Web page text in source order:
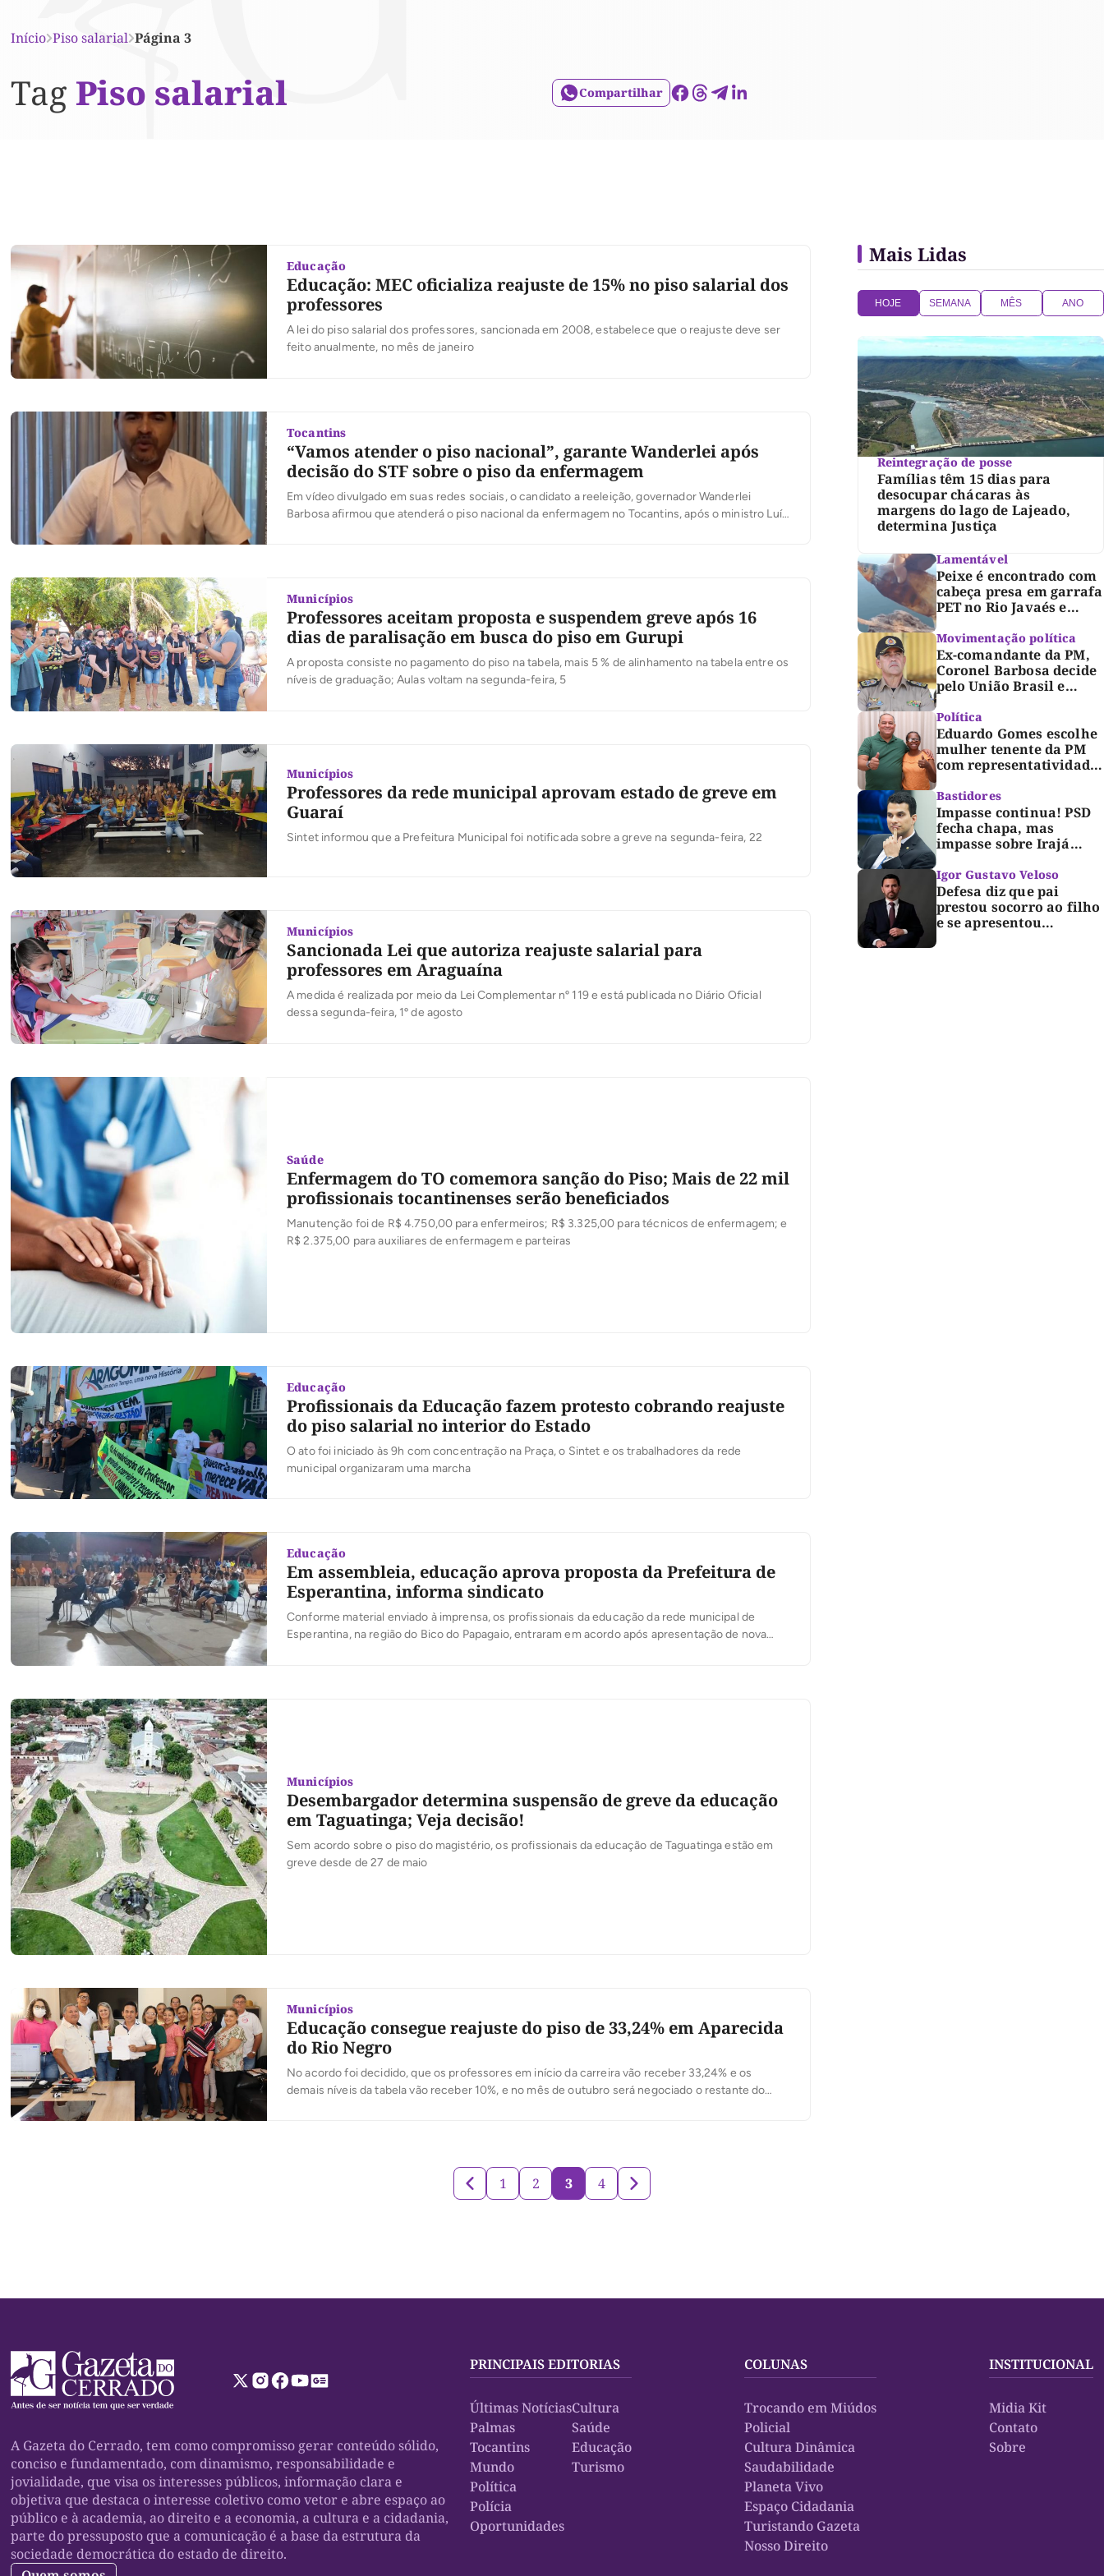
Início Piso salarial Página 3
Tag Piso salarial Compartilhar
Educação
Educação: MEC oficializa reajuste de 15% no piso salarial dos
professores
A lei do piso salarial dos professores, sancionada em 2008, estabelece que o reajuste deve ser
feito anualmente, no mês de janeiro
Tocantins
“Vamos atender o piso nacional”, garante Wanderlei após
decisão do STF sobre o piso da enfermagem
Em vídeo divulgado em suas redes sociais, o candidato a reeleição, governador Wanderlei
Barbosa afirmou que atenderá o piso nacional da enfermagem no Tocantins, após o ministro Luís
Municípios
Professores aceitam proposta e suspendem greve após 16
dias de paralisação em busca do piso em Gurupi
A proposta consiste no pagamento do piso na tabela, mais 5 % de alinhamento na tabela entre os
níveis de graduação; Aulas voltam na segunda-feira, 5
Municípios
Professores da rede municipal aprovam estado de greve em
Guaraí
Sintet informou que a Prefeitura Municipal foi notificada sobre a greve na segunda-feira, 22
Municípios
Sancionada Lei que autoriza reajuste salarial para
professores em Araguaína
A medida é realizada por meio da Lei Complementar nº 119 e está publicada no Diário Oficial
dessa segunda-feira, 1º de agosto
Saúde
Enfermagem do TO comemora sanção do Piso; Mais de 22 mil
profissionais tocantinenses serão beneficiados
Manutenção foi de R$ 4.750,00 para enfermeiros; R$ 3.325,00 para técnicos de enfermagem; e
R$ 2.375,00 para auxiliares de enfermagem e parteiras
Educação
Profissionais da Educação fazem protesto cobrando reajuste
do piso salarial no interior do Estado
O ato foi iniciado às 9h com concentração na Praça, o Sintet e os trabalhadores da rede
municipal organizaram uma marcha
Educação
Em assembleia, educação aprova proposta da Prefeitura de
Esperantina, informa sindicato
Conforme material enviado à imprensa, os profissionais da educação da rede municipal de
Esperantina, na região do Bico do Papagaio, entraram em acordo após apresentação de nova
Municípios
Desembargador determina suspensão de greve da educação
em Taguatinga; Veja decisão!
Sem acordo sobre o piso do magistério, os profissionais da educação de Taguatinga estão em
greve desde de 27 de maio
Municípios
Educação consegue reajuste do piso de 33,24% em Aparecida
do Rio Negro
No acordo foi decidido, que os professores em início da carreira vão receber 33,24% e os
demais níveis da tabela vão receber 10%, e no mês de outubro será negociado o restante do
Mais Lidas
HOJE SEMANA MÊS ANO
Reintegração de posse
Famílias têm 15 dias para
desocupar chácaras às
margens do lago de Lajeado,
determina Justiça
Lamentável
Peixe é encontrado com
cabeça presa em garrafa
PET no Rio Javaés e
vídeo alerta para
impacto do lixo nos rios
Movimentação política
Ex-comandante da PM,
Coronel Barbosa decide
pelo União Brasil e
reforça chapa federal de
Dorinha
Política
Eduardo Gomes escolhe
mulher tenente da PM
com representatividade
e trajetória de
superação para compor
segunda suplência ao
Senado
Bastidores
Impasse continua! PSD
fecha chapa, mas
impasse sobre Irajá
segue até o limite do
prazo no TRE; Laurez diz
que nome dele não foi
homologado
Igor Gustavo Veloso
Defesa diz que pai
prestou socorro ao filho
e se apresentou
espontaneamente à
1 2 3 4
A Gazeta do Cerrado, tem como compromisso gerar conteúdo sólido,
conciso e fundamentado, com dinamismo, responsabilidade e
jovialidade, que visa os interesses públicos, informação clara e
objetiva que destaca o interesse coletivo como vetor e abre espaço ao
público e à academia, ao direito e a economia, a cultura e a cidadania,
parte do pressuposto que a comunicação é a base da estrutura da
sociedade democrática do estado de direito.
PRINCIPAIS EDITORIAS
Últimas Notícias
Palmas
Tocantins
Mundo
Política
Polícia
Oportunidades
Cultura
Saúde
Educação
Turismo
COLUNAS
Trocando em Miúdos
Policial
Cultura Dinâmica
Saudabilidade
Planeta Vivo
Espaço Cidadania
Turistando Gazeta
Nosso Direito
INSTITUCIONAL
Midia Kit
Contato
Sobre